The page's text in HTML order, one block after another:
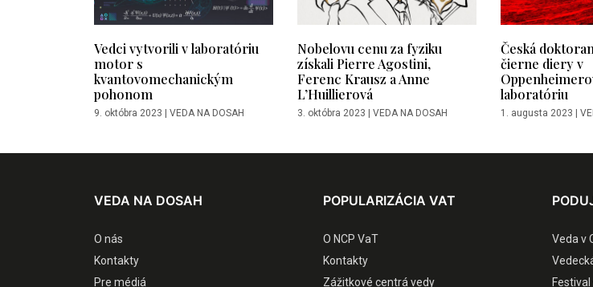
Vedci vytvorili v laboratóriu
motor s
kvantovomechanickým
pohonom
9. októbra 2023 | VEDA NA DOSAH
Nobelovu cenu za fyziku
získali Pierre Agostini,
Ferenc Krausz a Anne
L’Huillierová
3. októbra 2023 | VEDA NA DOSAH
Česká
čierne diery v
laboratóriu
1. augusta 2023 |
VEDA NA DOSAH
O nás
Kontakty
Pre médiá
POPULARIZÁCIA VAT
O NCP VaT
Kontakty
Zážitkové centrá vedy
Veda v